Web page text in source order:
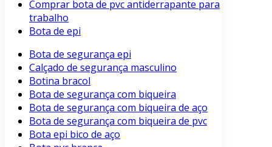
Comprar bota de pvc antiderrapante para
trabalho
Bota de epi
Bota de segurança epi
Calçado de segurança masculino
Botina bracol
Bota de segurança com biqueira
Bota de segurança com biqueira de aço
Bota de segurança com biqueira de pvc
Bota epi bico de aço